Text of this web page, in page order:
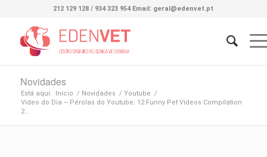
212 129 128 / 934 323 954 Email: geral@edenvet.pt
Novidades
Está aqui: Início / Novidades / Youtube /
Vídeo do Dia – Pérolas do Youtube: 12 Funny Pet Videos Compilation
2...